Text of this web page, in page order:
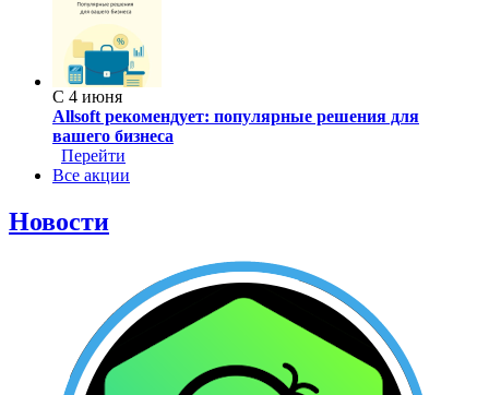
С 4 июня
Allsoft рекомендует: популярные решения для
вашего бизнеса
Перейти
Все акции
Новости